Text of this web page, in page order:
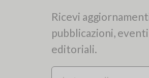
Ricevi
pubblicazioni,
editoriali.